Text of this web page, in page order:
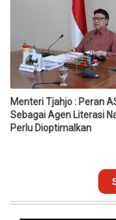
Menteri Tjahjo : Peran
Sebagai Agen Literasi
Perlu Dioptimalkan